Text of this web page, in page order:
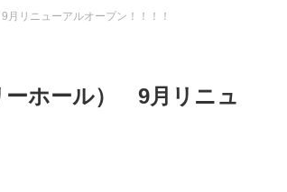
リニューアルオープン！！！！
ーホール） 9月リニュ